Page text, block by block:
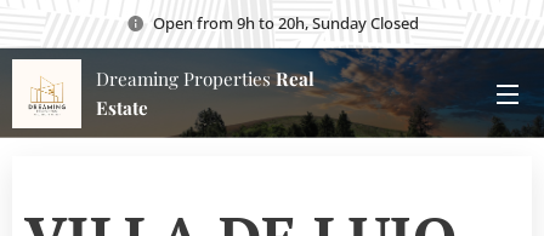
Open from 9h to 20h, Sunday Closed
Dreaming Properties Real
Estate